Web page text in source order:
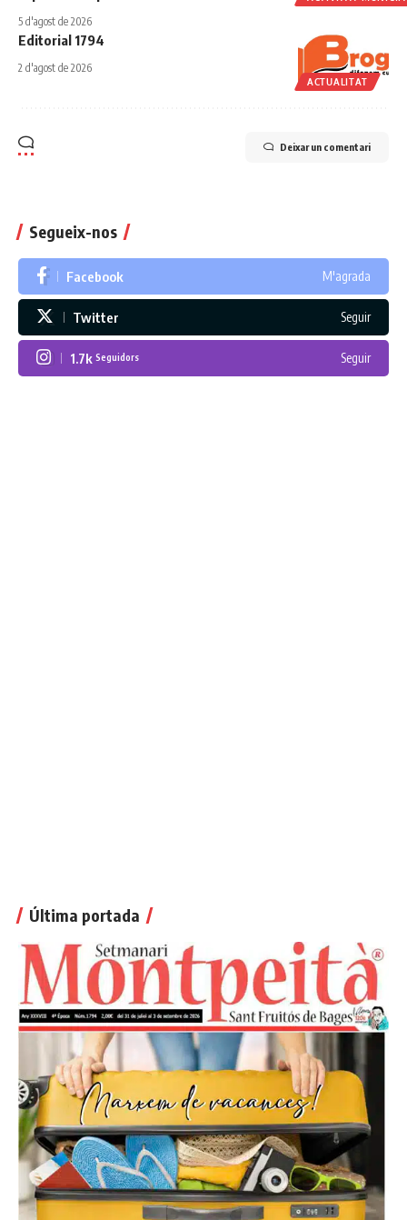
5 d'agost de 2026
ACTUALITAT
Editorial 1794
2 d'agost de 2026
Deixar un comentari
Segueix-nos
Facebook M'agrada
Twitter Seguir
1.7k Seguidors Seguir
Última portada